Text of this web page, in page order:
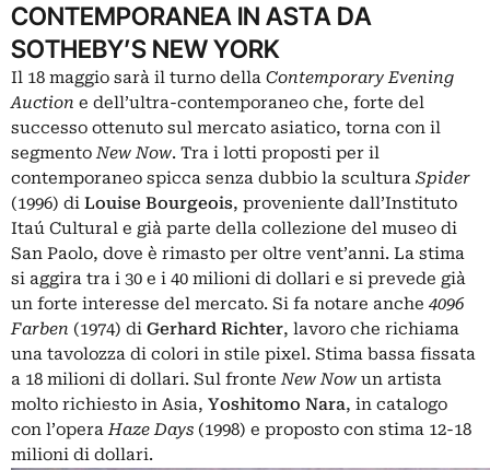
CONTEMPORANEA IN ASTA DA
SOTHEBY’S NEW YORK
Il 18 maggio sarà il turno della Contemporary Evening
Auction e dell’ultra-contemporaneo che, forte del
successo ottenuto sul mercato asiatico, torna con il
segmentoNew Now. Tra i lotti proposti per il
contemporaneo spicca senza dubbio la scultura Spider
(1996) di Louise Bourgeois, proveniente dall’Instituto
Itaú Cultural e già parte della collezione del museo di
San Paolo, dove è rimasto per oltre vent’anni. La stima
si aggira tra i 30 e i 40 milioni di dollari e si prevede già
un forte interesse del mercato. Si fa notare anche 4096
Farben (1974) di Gerhard Richter, lavoro che richiama
una tavolozza di colori in stile pixel. Stima bassa fissata
a 18 milioni di dollari. Sul fronteNew Now un artista
molto richiesto in Asia, Yoshitomo Nara, in catalogo
con l’operaHaze Days (1998) e proposto con stima 12-18
milioni di dollari.